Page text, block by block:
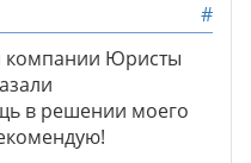
#
компании Юристы
в решении моего